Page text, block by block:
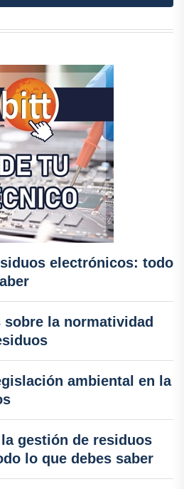
electrónicos: todo
la normatividad
ambiental en la
gestión de residuos
lo que debes saber